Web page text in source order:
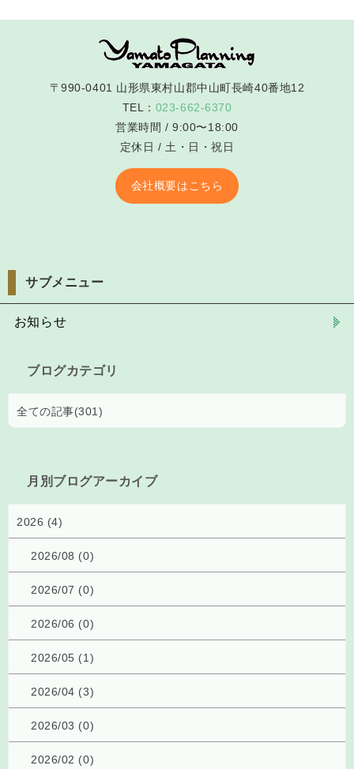
〒990-0401 山形県東村山郡中山町長崎40番地12
TEL： 023-662-6370
営業時間 / 9:00〜18:00
定休日 / 土・日・祝日
会社概要はこちら
サブメニュー
お知らせ
ブログカテゴリ
全ての記事(301)
月別ブログアーカイブ
2026 (4)
2026/08 (0)
2026/07 (0)
2026/06 (0)
2026/05 (1)
2026/04 (3)
2026/03 (0)
2026/02 (0)